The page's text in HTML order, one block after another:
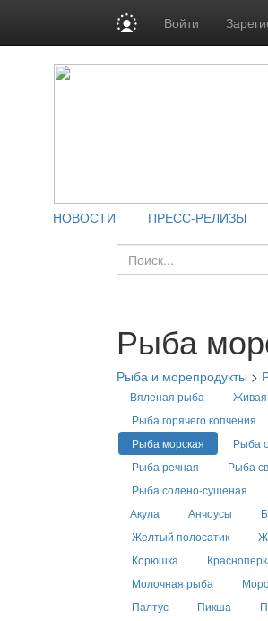
Войти
НОВОСТИ ПРЕСС-РЕЛИЗЫ
Рыба
Рыба и морепродукты >
Вяленая рыба
Рыба горячего копчения
Рыба морская
Рыба
Рыба речная
Рыба
Рыба солено-сушеная
Акула
Анчоусы
Желтый полосатик
Корюшка
Молочная рыба
Палтус
Пикша